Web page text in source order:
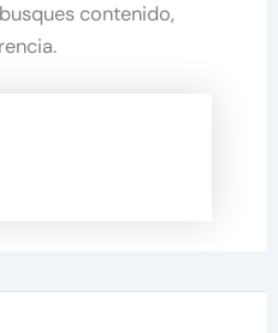
contenido,